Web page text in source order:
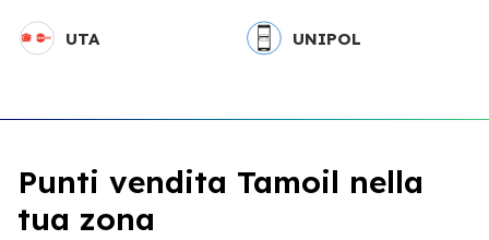
UTA UNIPOL
Punti vendita Tamoil nella
tua zona